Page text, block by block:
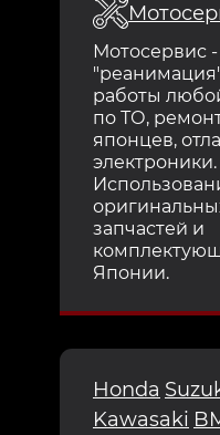
Мотосервис -
работы
по ТО,
японцев,
электроники.
запчастей и
Японии.
Honda
Kawasaki